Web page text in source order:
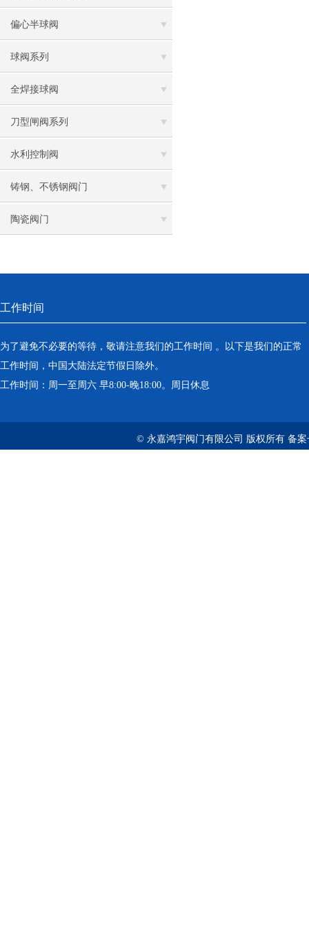
偏心半球阀
球阀系列
全焊接球阀
刀型闸阀系列
水利控制阀
铸钢、不锈钢阀门
陶瓷阀门
工作时间
为了避免不必要的等待，敬请注意我们的工作时间 。以下是我们的正常
工作时间，中国大陆法定节假日除外。
工作时间：周一至周六 早8:00-晚18:00。周日休息
© 永嘉鸿宇阀门有限公司 版权所有 备案